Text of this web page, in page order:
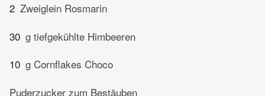
2 Zweiglein Rosmarin
30 g tiefgekühlte Himbeeren
10 g Cornflakes Choco
Puderzucker zum Bestäuben